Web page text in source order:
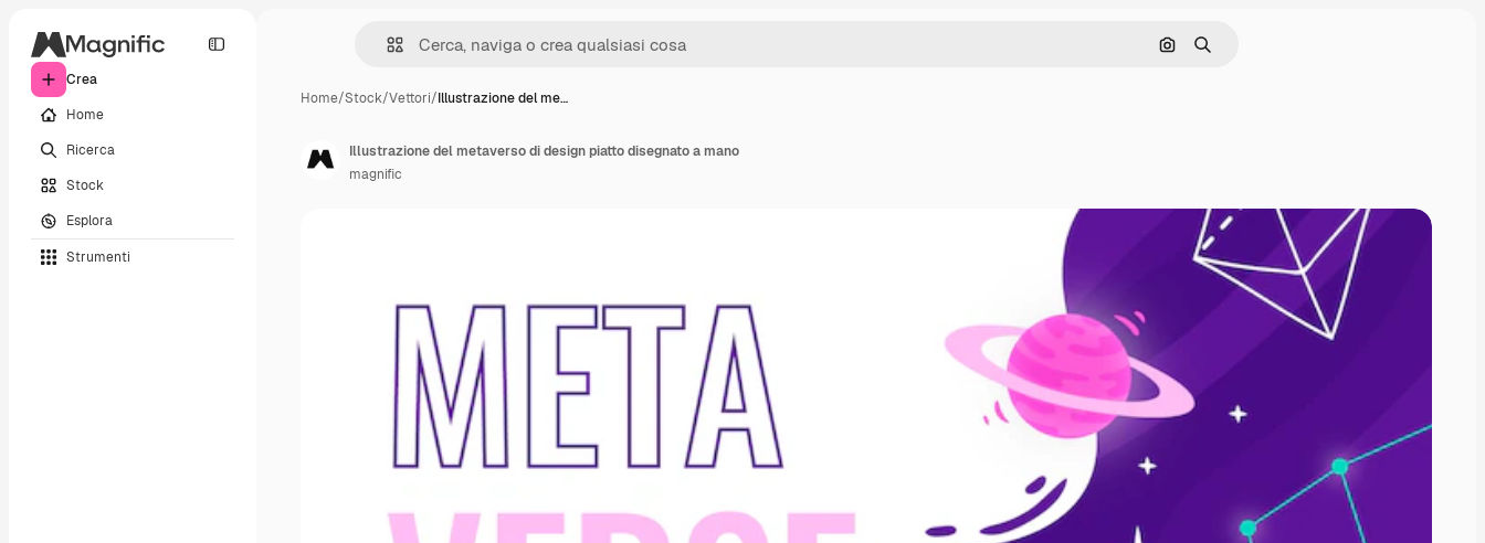
Crea
Home
Ricerca
Stock
Esplora
Strumenti
Cerca per immagine
Ricerca
Home/Stock/Vettori/Illustrazione del me…
Illustrazione del metaverso di design piatto disegnato a mano
magnific